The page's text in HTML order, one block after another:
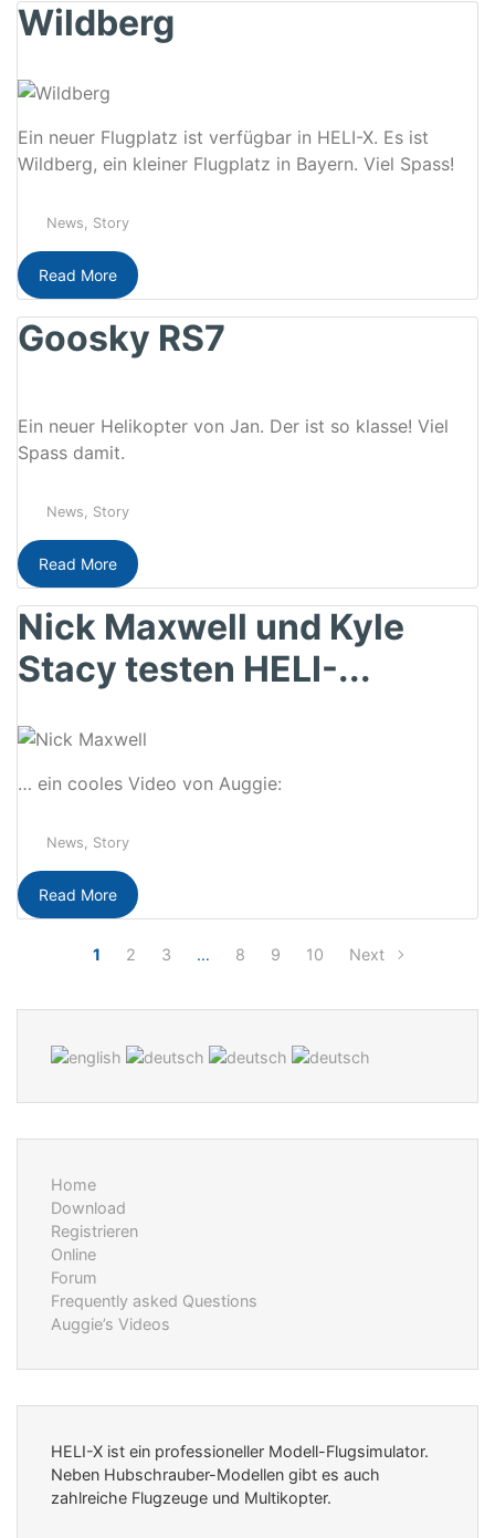
Wildberg
Ein neuer Flugplatz ist verfügbar in HELI-X. Es ist
Wildberg, ein kleiner Flugplatz in Bayern. Viel Spass!
News, Story
Read More
Goosky RS7
Ein neuer Helikopter von Jan. Der ist so klasse! Viel
Spass damit.
News, Story
Read More
Nick Maxwell und Kyle
Stacy testen HELI-...
… ein cooles Video von Auggie:
News, Story
Read More
1 2 3 … 8 9 10 Next
Home
Download
Registrieren
Online
Forum
Frequently asked Questions
Auggie’s Videos
HELI-X ist ein professioneller Modell-Flugsimulator.
Neben Hubschrauber-Modellen gibt es auch
zahlreiche Flugzeuge und Multikopter.